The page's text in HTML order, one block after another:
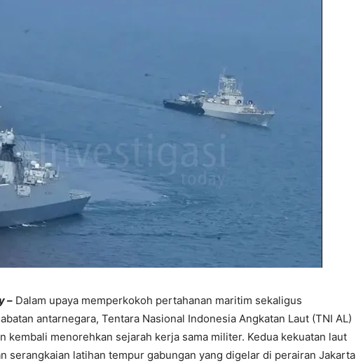
– Dalam upaya memperkokoh pertahanan maritim sekaligus
antarnegara, Tentara Nasional Indonesia Angkatan Laut (TNI AL)
kembali menorehkan sejarah kerja sama militer. Kedua kekuatan laut
serangkaian latihan tempur gabungan yang digelar di perairan Jakarta